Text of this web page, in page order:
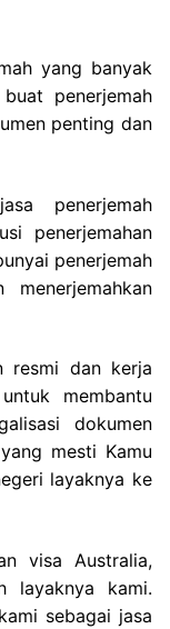
yang banyak
penerjemah
penting dan
penerjemah
penerjemahan
penerjemah
resmi dan kerja
membantu
dokumen
mesti Kamu
layaknya ke
visa Australia,
layaknya kami.
sebagai jasa